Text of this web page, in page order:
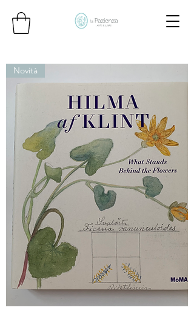
Novità